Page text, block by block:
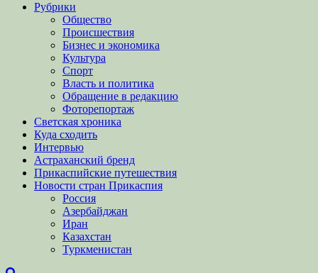
Рубрики
Общество
Происшествия
Бизнес и экономика
Культура
Спорт
Власть и политика
Обращение в редакцию
Фоторепортаж
Светская хроника
Куда сходить
Интервью
Астраханский бренд
Прикаспийские путешествия
Новости стран Прикаспия
Россия
Азербайджан
Иран
Казахстан
Туркменистан